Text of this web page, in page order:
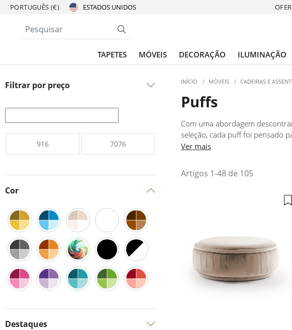
PORTUGUÊS (€)
TAPETES MÓVEIS DECORAÇÃO ILUMINAÇÃO
Filtrar por preço
Cor
Destaques
INÍCIO / MÓVEIS / CADEIRAS E
Puffs
Com uma abordagem
seleção, cada puff foi pensado
quartos ou espaços criativos,
Ver mais
Artigos 1-48 de 105